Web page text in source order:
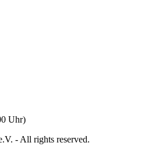
Uhr)
- All rights reserved.